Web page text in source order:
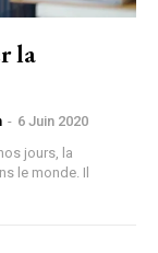
la
- 6 Juin 2020
le monde. Il